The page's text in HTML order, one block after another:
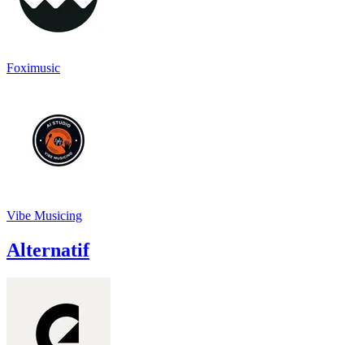
Foximusic
Vibe Musicing
Alternatif